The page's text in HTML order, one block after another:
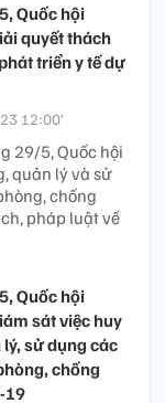
Quốc hội
quyết thách
triển y tế dự
12:00’
29/5, Quốc hội
quản lý và sử
chống
pháp luật về
Quốc hội
sát việc huy
sử dụng các
chống
19